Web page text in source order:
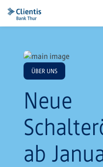
ÜBER UNS
Neue
ab